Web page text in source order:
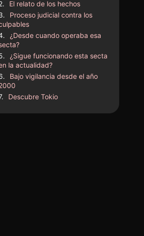
El relato de los hechos
Proceso judicial contra los
¿Desde cuando operaba esa
¿Sigue funcionando esta secta
la actualidad?
Bajo vigilancia desde el año
Descubre Tokio